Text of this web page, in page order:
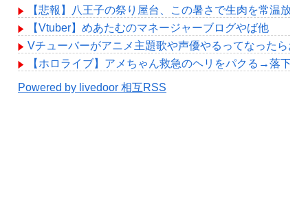
【悲報】八王子の祭り屋台、この暑さで生肉を常温放
【Vtuber】めあたむのマネージャーブログやば他
Vチューバーがアニメ主題歌や声優やるってなったら
【ホロライブ】アメちゃん救急のヘリをパクる→落下【
Powered by livedoor 相互RSS